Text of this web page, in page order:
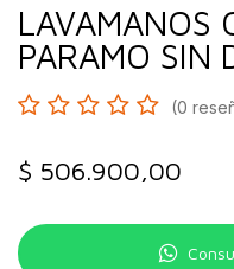
LAVAMANOS
PARAMO SIN
(0
$ 506.900,00